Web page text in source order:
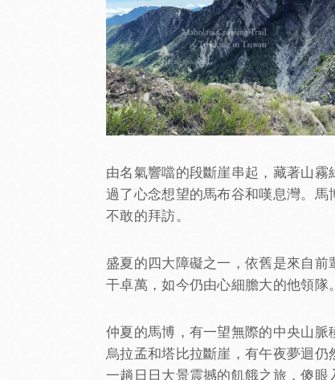
由名氣響噹的段斷崖串起，藏著山
過了心念想望的馬布谷和嘆息灣。
不敢的拜訪。
盛夏的四大障礙之一，依舊是來自
干卓萬，如今仍由心細膽大的他領隊。
仲夏的馬博，有一望無際的中央山
烏拉孟和塔比拉斷崖，有午夜夢迴
一趟日日大景震撼的飢餓之旅，傻